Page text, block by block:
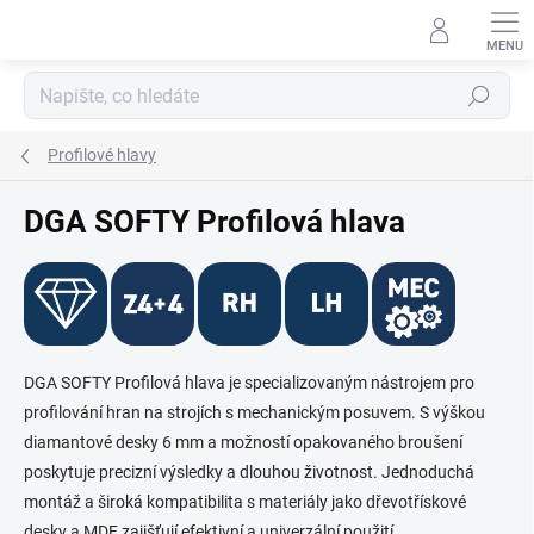
Hledat
Profilové hlavy
DGA SOFTY Profilová hlava
DGA SOFTY Profilová hlava je specializovaným nástrojem pro
profilování hran na strojích s mechanickým posuvem. S výškou
diamantové desky 6 mm a možností opakovaného broušení
poskytuje precizní výsledky a dlouhou životnost. Jednoduchá
montáž a široká kompatibilita s materiály jako dřevotřískové